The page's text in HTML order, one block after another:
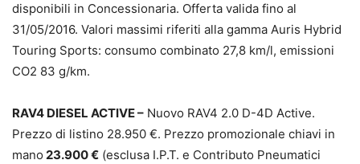
disponibili in Concessionaria. Offerta valida fino al
31/05/2016. Valori massimi riferiti alla gamma Auris Hybrid
Touring Sports: consumo combinato 27,8 km/l, emissioni
CO2 83 g/km.
RAV4 DIESEL ACTIVE – Nuovo RAV4 2.0 D-4D Active.
Prezzo di listino 28.950 €. Prezzo promozionale chiavi in
mano 23.900 € (esclusa I.P.T. e Contributo Pneumatici